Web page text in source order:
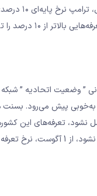
ایالات متحده
به‌خوبی پیش می‌رود.